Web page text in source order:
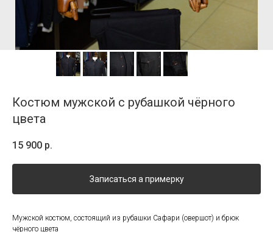
Костюм мужской с рубашкой чёрного
цвета
15 900 р.
Записаться а примерку
Мужской костюм, состоящий из рубашки Сафари (овершот) и брюк
чёрного цвета